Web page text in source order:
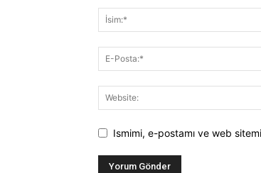
Ismimi, e-postamı ve web